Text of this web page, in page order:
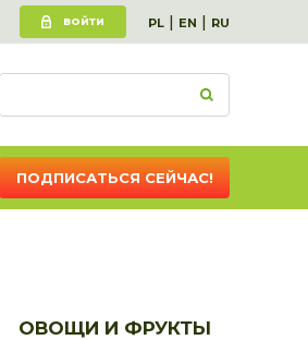
ВОЙТИ PL | EN | RU
ПОДПИСАТЬСЯ СЕЙЧАС!
ОВОЩИ И ФРУКТЫ